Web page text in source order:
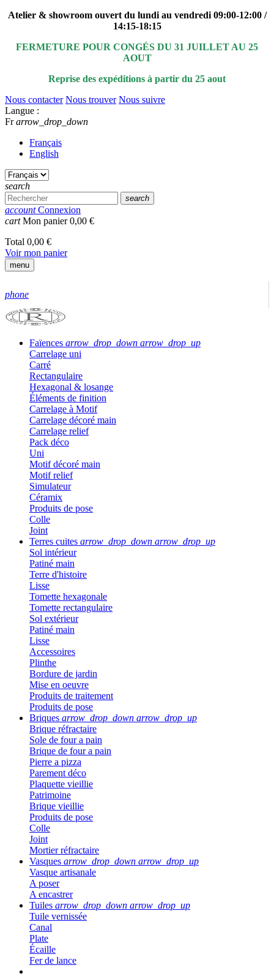
Atelier & showroom ouvert du lundi au vendredi 09:00-12:00 /
14:15-18:15
FERMETURE POUR CONGÉS DU 31 JUILLET AU 25
AOUT
Reprise des expéditions à partir du 25 aout
Nous contacter Nous trouver Nous suivre
Langue :
Fr arrow_drop_down
Français
English
search
search
account Connexion
cart Mon panier0,00 €
Total 0,00 €
Voir mon panier
menu
phone
Faïences arrow_drop_down arrow_drop_up
Carrelage uni
Carré
Rectangulaire
Hexagonal & losange
Éléments de finition
Carrelage à Motif
Carrelage décoré main
Carrelage relief
Pack déco
Uni
Motif décoré main
Motif relief
Simulateur
Céramix
Produits de pose
Colle
Joint
Terres cuites arrow_drop_down arrow_drop_up
Sol intérieur
Patiné main
Terre d'histoire
Lisse
Tomette hexagonale
Tomette rectangulaire
Sol extérieur
Patiné main
Lisse
Accessoires
Plinthe
Bordure de jardin
Mise en oeuvre
Produits de traitement
Produits de pose
Briques arrow_drop_down arrow_drop_up
Brique réfractaire
Sole de four a pain
Brique de four a pain
Pierre a pizza
Parement déco
Plaquette vieillie
Patrimoine
Brique vieillie
Produits de pose
Colle
Joint
Mortier réfractaire
Vasques arrow_drop_down arrow_drop_up
Vasque artisanale
A poser
A encastrer
Tuiles arrow_drop_down arrow_drop_up
Tuile vernissée
Canal
Plate
Écaille
Fer de lance